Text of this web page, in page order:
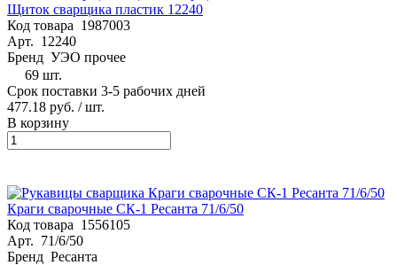
Щиток сварщика пластик 12240
Код товара 1987003
Арт. 12240
Бренд УЭО прочее
69 шт.
Срок поставки 3-5 рабочих дней
477.18 руб. / шт.
В корзину
Краги сварочные СК-1 Ресанта 71/6/50
Код товара 1556105
Арт. 71/6/50
Бренд Ресанта